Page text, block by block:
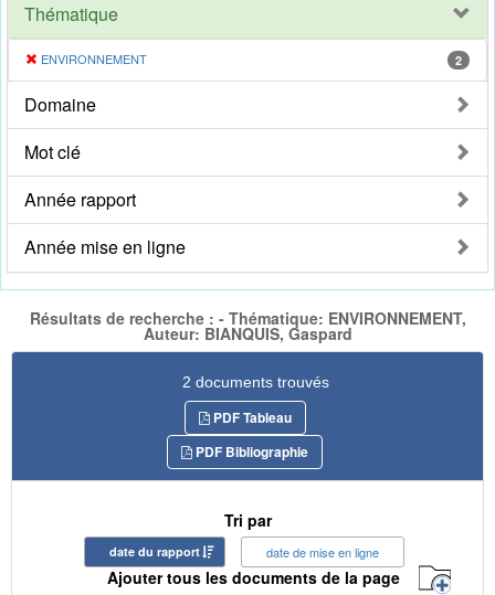
Thématique
ENVIRONNEMENT 2
Domaine
Mot clé
Année rapport
Année mise en ligne
Résultats de recherche : - Thématique: ENVIRONNEMENT,
Auteur: BIANQUIS, Gaspard
2 documents trouvés
PDF Tableau
PDF Bibliographie
Tri par
date du rapport date de mise en ligne
Ajouter tous les documents de la page